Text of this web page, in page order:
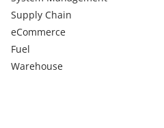
Supply Chain
eCommerce
Fuel
Warehouse